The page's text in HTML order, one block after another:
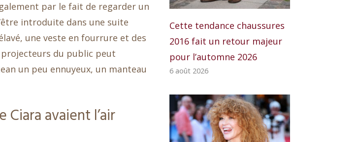
par le fait de regarder un
introduite dans une suite
une veste en fourrure et des
projecteurs du public peut
un peu ennuyeux, un manteau
Ciara avaient l’air
Cette tendance chaussures
2016 fait un retour majeur
pour l’automne 2026
6 août 2026